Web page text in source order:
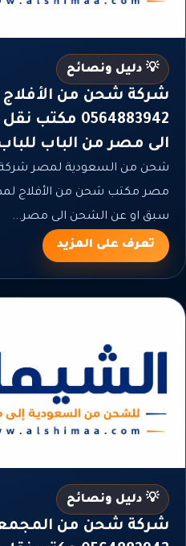
💡 دليل ونصائح
شركة شحن من
0564883942
الى مصر من الباب
شحن من السعودية لمصر شركة
مصر مكتب شحن من الأفلاج
سبق او عن الشحن الى مصر...
تعرف على المزيد
💡 دليل ونصائح
شركة شحن من